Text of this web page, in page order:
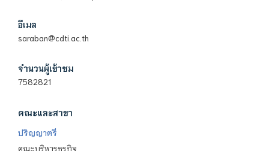
อีเมล
saraban@cdti.ac.th
จำนวนผู้เข้าชม
7582821
คณะและสาขา
ปริญญาตรี
คณะบริหารธุรกิจ